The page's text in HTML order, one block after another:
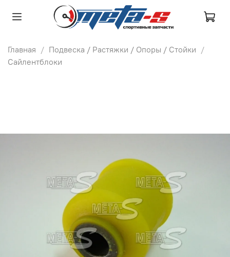
Главная
Подвеска / Растяжки / Опоры / Стойки
Сайлентблоки